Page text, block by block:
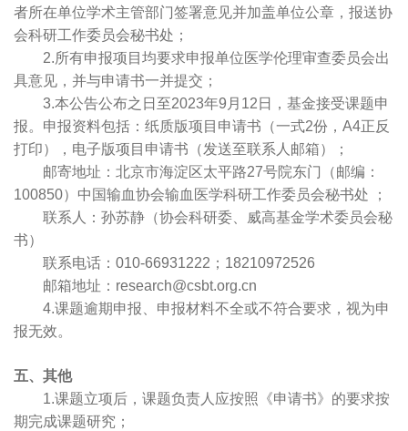
者所在单位学术主管部门签署意见并加盖单位公章，报送协
会科研工作委员会秘书处；
2.所有申报项目均要求申报单位医学伦理审查委员会出
具意见，并与申请书一并提交；
3.本公告公布之日至2023年9月12日，基金接受课题申
报。申报资料包括：纸质版项目 申请书（一式2份，A4正反
打印），电子版项目 申请书（发送至联系人邮箱）；
邮寄地址：北京市海淀区太平路27号院东门（邮编：
100850）中国输血协会输血医学科研工作委员会秘书处 ；
联系人：孙苏静（协会科研委、威高基金学术委员会秘
书）
联系电话：010-66931222；18210972526
邮箱地址：research@csbt.org.cn
4.课题逾期申报、申报材料不全或不符合要求，视为申
报无效。
五、其他
1.课题立项后，课题负责人应按照《申请书》的要求按
期完成课题研究；